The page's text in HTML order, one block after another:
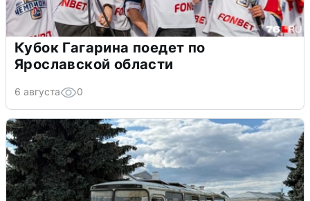
Кубок Гагарина поедет по
Ярославской области
6 августа 0